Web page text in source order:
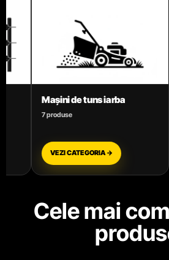
Mori electrice și Batoze
6 produse
VEZI CATEGORIA →
Cele mai